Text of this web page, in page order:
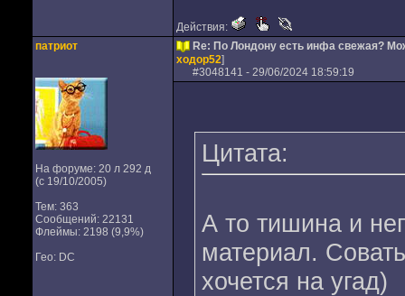
Действия:
патриот
На форуме: 20 л 292 д
(с 19/10/2005)
Тем: 363
Сообщений: 22131
Флеймы: 2198 (9,9%)
Гео: DC
Re: По Лондону есть инфа свежая?
ходор52]
#3048141 - 29/06/2024 18:59:19
Цитата:
А то тишина и
материал.
хочется на угад)